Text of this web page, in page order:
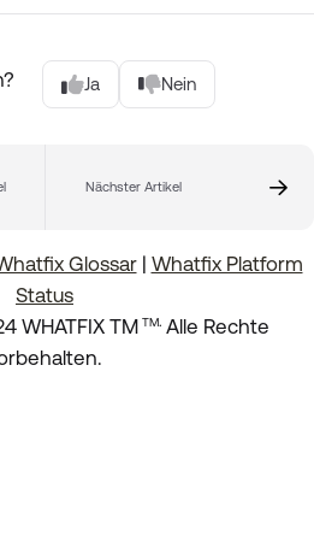
Ja Nein
Nächster Artikel
Glossar| Whatfix Platform
Status
WHATFIX TM TM. Alle Rechte